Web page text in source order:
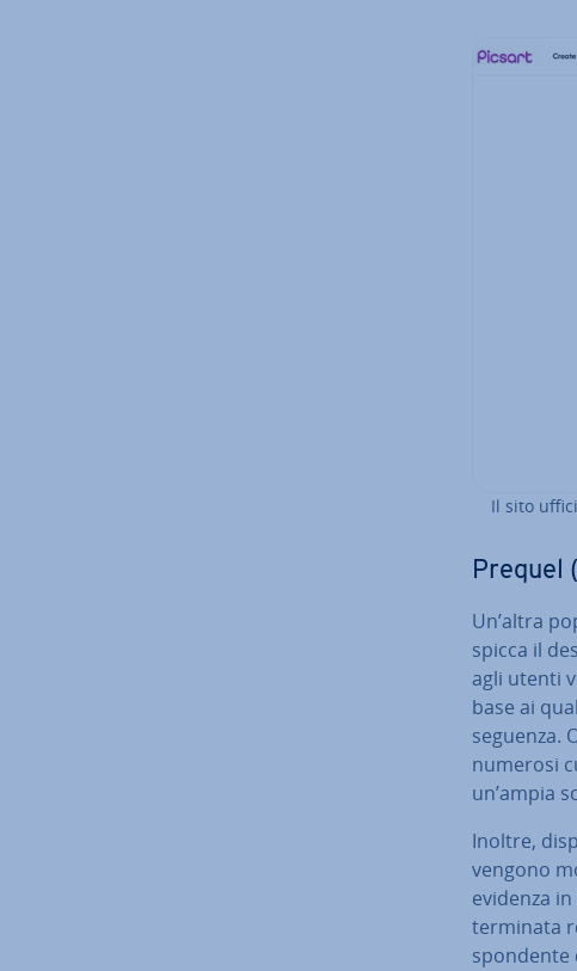
Il sito
Prequel
Un’altra
spicca il
agli utenti
base ai
se­guen­za.
numerosi
un’ampia
Inoltre,
vengono
evidenza
ter­mi­na­ta
spon­den­te